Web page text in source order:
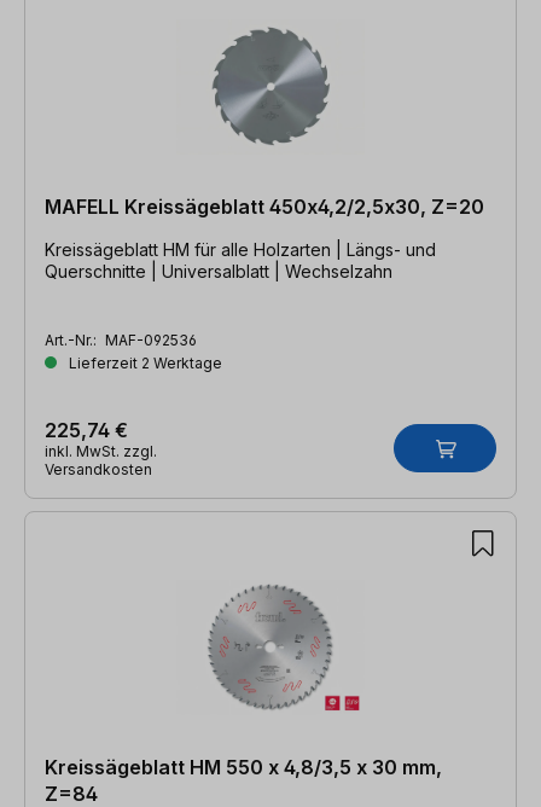
MAFELL Kreissägeblatt 450x4,2/2,5x30, Z=20
Kreissägeblatt HM für alle Holzarten | Längs- und
Querschnitte | Universalblatt | Wechselzahn
Art.-Nr.: MAF-092536
Lieferzeit 2 Werktage
225,74 €
inkl. MwSt. zzgl.
Versandkosten
Kreissägeblatt HM 550 x 4,8/3,5 x 30 mm,
Z=84